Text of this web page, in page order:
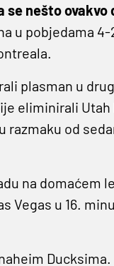
nešto ovakvo
u pobjedama
plasman u
eliminirali
razmaku od
na domaćem
Vegas u 16.
Ducksima.